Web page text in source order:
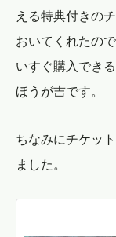
える特典付きの
おいてくれたの
いすぐ購入でき
ほうが吉です。
ちなみにチケッ
ました。